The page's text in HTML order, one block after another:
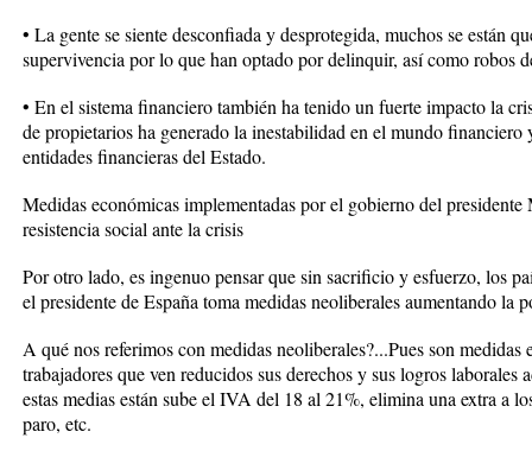
• La gente se siente desconfiada y desprotegida, muchos se están
supervivencia por lo que han optado por delinquir, así como robos
• En el sistema financiero también ha tenido un fuerte impacto la
de propietarios ha generado la inestabilidad en el mundo
entidades financieras del Estado.
Medidas económicas implementadas por el gobierno del
resistencia social ante la crisis
Por otro lado, es ingenuo pensar que sin sacrificio y esfuerzo, los
el presidente de España toma medidas neoliberales aumentando la
A qué nos referimos con medidas neoliberales?...Pues son medidas
trabajadores que ven reducidos sus derechos y sus logros
estas medias están sube el IVA del 18 al 21%, elimina una extra a
paro, etc.